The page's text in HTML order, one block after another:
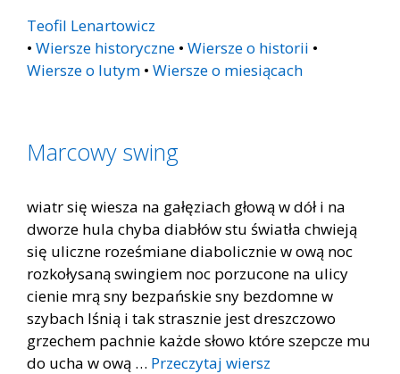
Teofil Lenartowicz
• Wiersze historyczne • Wiersze o historii •
Wiersze o lutym • Wiersze o miesiącach
Marcowy swing
wiatr się wiesza na gałęziach głową w dół i na
dworze hula chyba diabłów stu światła chwieją
się uliczne roześmiane diabolicznie w ową noc
rozkołysaną swingiem noc porzucone na ulicy
cienie mrą sny bezpańskie sny bezdomne w
szybach lśnią i tak strasznie jest dreszczowo
grzechem pachnie każde słowo które szepcze mu
do ucha w ową … Przeczytaj wiersz